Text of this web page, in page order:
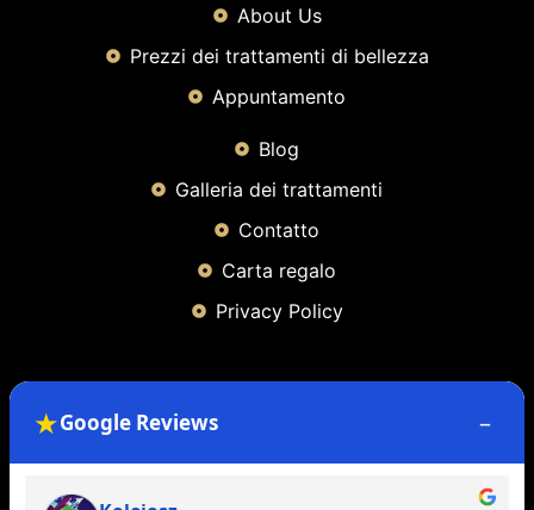
About Us
Prezzi dei trattamenti di bellezza
Appuntamento
Blog
Galleria dei trattamenti
Contatto
Carta regalo
Privacy Policy
★Google Reviews –